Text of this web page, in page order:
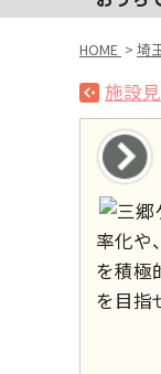
HOME > 埼
施設
率化や
を積極
を目指